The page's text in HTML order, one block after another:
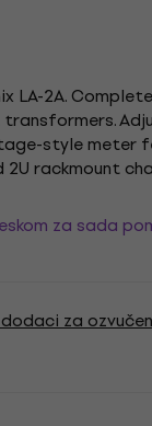
2A.
style meter
2U rackmount
za sada
za